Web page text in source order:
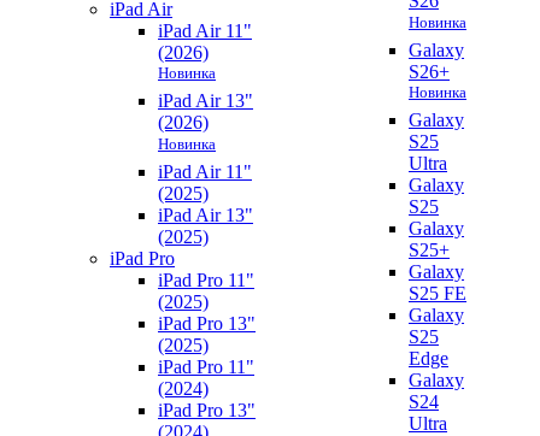
iPad Air
iPad Air 11"
(2026)
Новинка
iPad Air 13"
(2026)
Новинка
iPad Air 11"
(2025)
iPad Air 13"
(2025)
iPad Pro
iPad Pro 11"
(2025)
iPad Pro 13"
(2025)
iPad Pro 11"
(2024)
iPad Pro 13"
(2024)
Новинка
Galaxy
S26+
Новинка
Galaxy
S25
Ultra
Galaxy
S25
Galaxy
S25+
Galaxy
S25 FE
Galaxy
S25
Edge
Galaxy
S24
Ultra